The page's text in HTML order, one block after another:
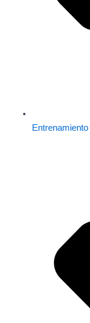
Entrenamiento